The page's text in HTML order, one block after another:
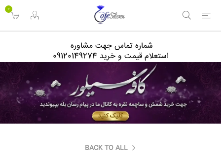
0
شماره تماس جهت مشاوره
استعلام قیمت و خرید 09120149274
BACK TO ALL